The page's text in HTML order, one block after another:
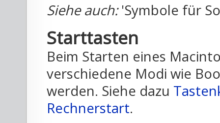
Siehe auch:'Symbole für
Starttasten
Beim Starten eines
verschiedene Modi wie
werden. Siehe dazu
Rechnerstart.